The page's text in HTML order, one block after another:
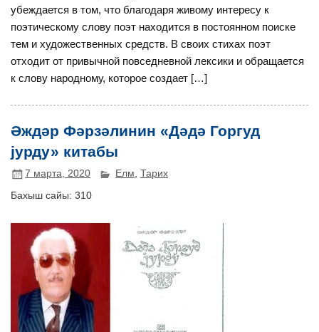
убеждается в том, что благодаря живому интересу к
поэтическому слову поэт находится в постоянном поиске
тем и художественных средств. В своих стихах поэт
отходит от привычной повседневной лексики и обращается
к слову народному, которое создает […]
Әждәр Фәрзәлинин «Дәдә Горгуд
јурду» китабы
7 марта, 2020 Елм,Тарих
Бахыш сайы: 310